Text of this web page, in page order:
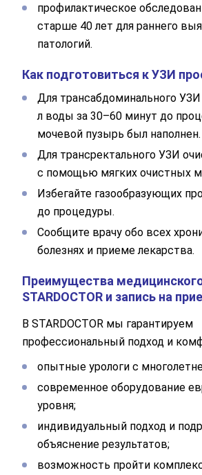
профилактическое
старше 40 лет для раннего
патологий.
Как подготовиться к УЗИ
Для трансабдоминального
л воды за 30–60 минут до
мочевой пузырь был наполнен.
Для трансректального УЗИ
с помощью мягких очистных
Избегайте газообразующих
до процедуры.
Сообщите врачу обо всех
болезнях и приеме лекарства.
Преимущества
STARDOCTOR и запись на
В STARDOCTOR мы гарантируем
профессиональный подход и
опытные урологи с
современное оборудование
уровня;
индивидуальный подход и
объяснение результатов;
возможность пройти